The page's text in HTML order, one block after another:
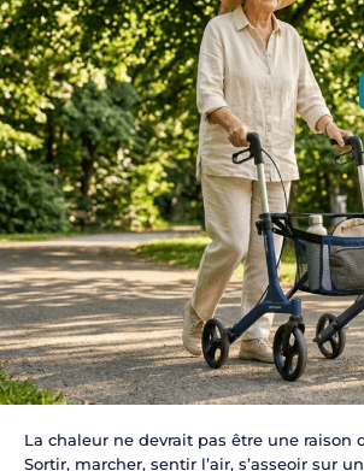
La chaleur ne devrait pas être une raison
Sortir, marcher, sentir l’air, s’asseoir sur